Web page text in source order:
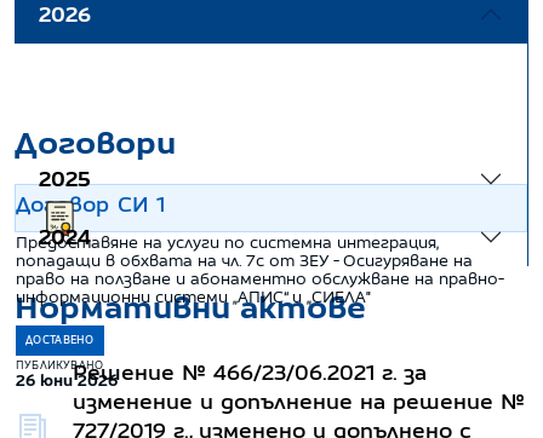
2026
Договори
Договор СИ 1
Предоставяне на услуги по системна интеграция,
попадащи в обхвата на чл. 7с от ЗЕУ - Осигуряване на
право на ползване и абонаментно обслужване на правно-
информационни системи „АПИС“ и „СИЕЛА"
ДОСТАВЕНО
ПУБЛИКУВАНО
26 юни 2026
2025
2024
Нормативни актове
Решение № 466/23/06.2021 г. за
изменение и допълнение на решение №
727/2019 г., изменено и допълнено с